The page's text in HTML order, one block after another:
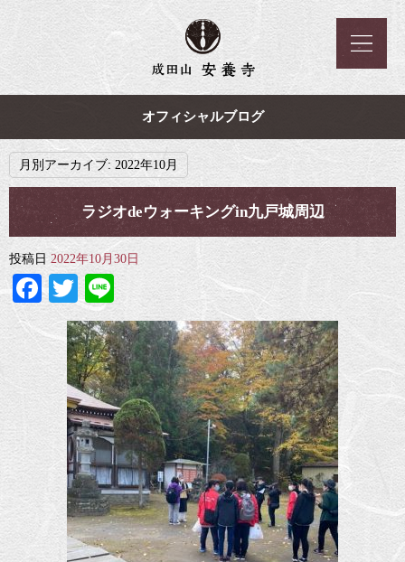
オフィシャルブログ
月別アーカイブ: 2022年10月
ラジオdeウォーキングin九戸城周辺
投稿日 2022年10月30日
Facebook
Twitter
Line